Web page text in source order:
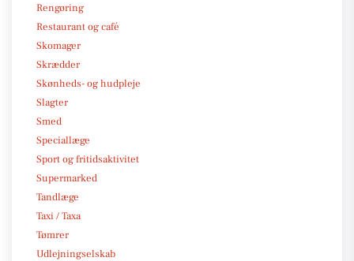
Rengøring
Restaurant og café
Skomager
Skrædder
Skønheds- og hudpleje
Slagter
Smed
Speciallæge
Sport og fritidsaktivitet
Supermarked
Tandlæge
Taxi / Taxa
Tømrer
Udlejningselskab